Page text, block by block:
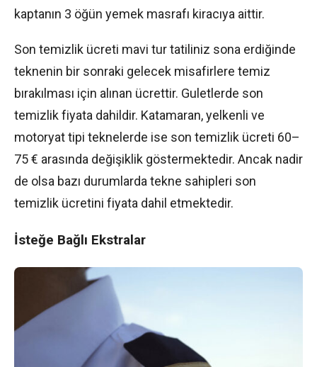
kaptanın 3 öğün yemek masrafı kiracıya aittir.
Son temizlik ücreti mavi tur tatiliniz sona erdiğinde
teknenin bir sonraki gelecek misafirlere temiz
bırakılması için alınan ücrettir. Guletlerde son
temizlik fiyata dahildir. Katamaran, yelkenli ve
motoryat tipi teknelerde ise son temizlik ücreti 60–
75 € arasında değişiklik göstermektedir. Ancak nadir
de olsa bazı durumlarda tekne sahipleri son
temizlik ücretini fiyata dahil etmektedir.
İsteğe Bağlı Ekstralar